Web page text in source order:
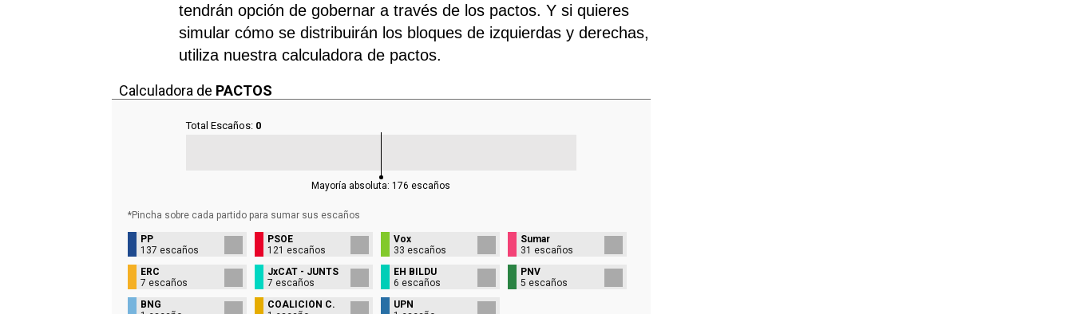
tendrán opción de gobernar a través de los pactos. Y si quieres
simular cómo se distribuirán los bloques de izquierdas y derechas,
utiliza nuestra calculadora de pactos.
Calculadora de PACTOS
Total Escaños: 0
Mayoría absoluta:176 escaños
*Pincha sobre cada partido para sumar sus escaños
PP
137 escaños
PSOE
121 escaños
Vox
33 escaños
Sumar
31 escaños
ERC
7 escaños
JxCAT - JUNTS
7 escaños
EH BILDU
6 escaños
PNV
5 escaños
BNG
COALICIÓN C.
UPN